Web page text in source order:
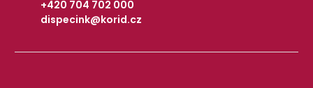
+420 704 702 000
|
dispecink@korid.cz